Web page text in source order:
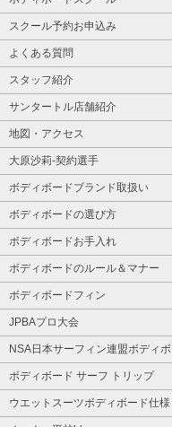
スクール予約お申込み
よくある質問
スタッフ紹介
サンタートル店舗紹介
地図・アクセス
大原沙莉-契約選手
ボディボードブランド取扱い
ボディボードの選び方
ボディボードお手入れ
ボディボードのルール＆マナー
ボディボードフィン
JPBAプロ大会
NSA日本サーフィン連盟ボディ
ボディボード サーフ トリップ
ウエットスーツボディボード仕様